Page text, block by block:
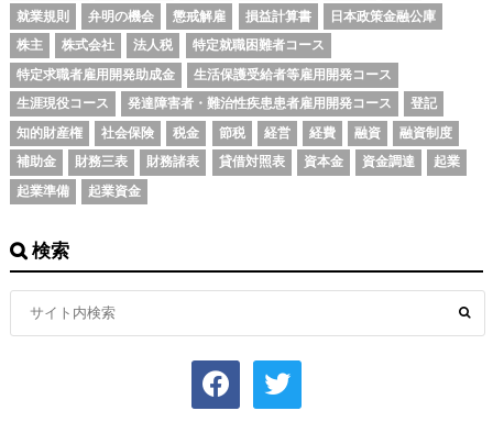
就業規則
弁明の機会 懲戒解雇 損益計算書
日本政策金融公庫
株主
株式会社 法人税
特定就職困難者コース
特定求職者雇用開発助成金
生活保護受給者等雇用開発コース
生涯現役コース
発達障害者・難治性疾患患者雇用開発コース
登記
知的財産権
社会保険 税金 節税 経営 経費 融資
融資制度
補助金
財務三表 財務諸表 貸借対照表 資本金 資金調達
起業
起業準備
起業資金
検索
facebook twitter